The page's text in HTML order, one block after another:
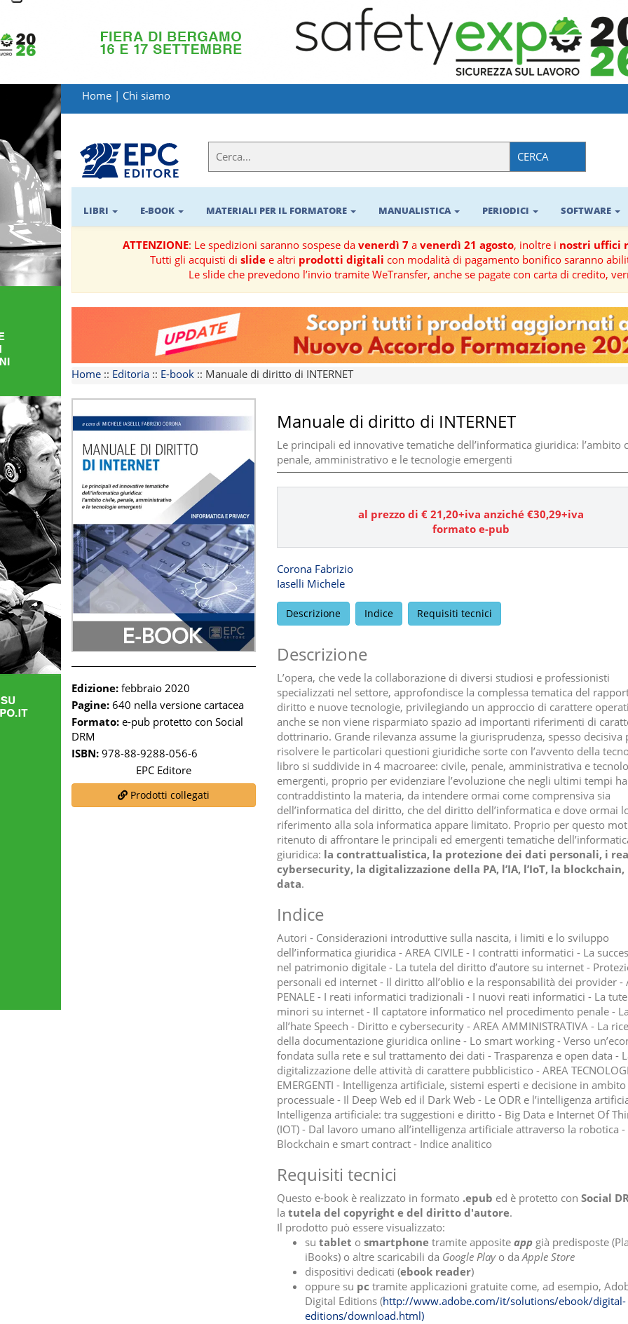
LIBRI
MATERIALI
PER
IL
FORMATORE
E-
BOOK
RIVISTE
MANUALISTICA
SOFTWARE
TEMATICHE
Home | Chi siamo
CERCA
LIBRI E-BOOK MATERIALI PER IL FORMATORE MANUALISTICA PERIODICI SOFTWARE
ATTENZIONE: Le spedizioni saranno sospese da venerdì 7a venerdì 21 agosto, inoltre i nostri uffici
Tutti gli acquisti di slidee altri prodotti digitali con modalità di pagamento bonifico saranno
Le slide che prevedono l’invio tramite WeTransfer, anche se pagate con carta di credito,
Home :: Editoria :: E-book :: Manuale di diritto di INTERNET
Edizione: febbraio 2020
Pagine: 640 nella versione cartacea
Formato: e-pub protetto con Social
DRM
ISBN: 978-88-9288-056-6
EPC Editore
Prodotti collegati
Manuale di diritto di INTERNET
Le principali ed innovative tematiche dell’informatica giuridica: l’ambito
penale, amministrativo e le tecnologie emergenti
al prezzo di € 21,20+iva anziché €30,29+iva
formato e-pub
Corona Fabrizio
Iaselli Michele
Descrizione Indice Requisiti tecnici
Descrizione
L’opera, che vede la collaborazione di diversi studiosi e professionisti
specializzati nel settore, approfondisce la complessa tematica del
diritto e nuove tecnologie, privilegiando un approccio di carattere
anche se non viene risparmiato spazio ad importanti riferimenti di
dottrinario. Grande rilevanza assume la giurisprudenza, spesso decisiva
risolvere le particolari questioni giuridiche sorte con l’avvento della
libro si suddivide in 4 macroaree: civile, penale, amministrativa e
emergenti, proprio per evidenziare l’evoluzione che negli ultimi tempi ha
contraddistinto la materia, da intendere ormai come comprensiva sia
dell’informatica del diritto, che del diritto dell’informatica e dove ormai
riferimento alla sola informatica appare limitato. Proprio per questo
ritenuto di affrontare le principali ed emergenti tematiche
giuridica: la contrattualistica, la protezione dei dati personali, i
cybersecurity, la digitalizzazione della PA, l’IA, l’IoT, la blockchain,
data.
Indice
Autori - Considerazioni introduttive sulla nascita, i limiti e lo sviluppo
dell’informatica giuridica - AREA CIVILE - I contratti informatici - La
nel patrimonio digitale - La tutela del diritto d’autore su internet -
personali ed internet - Il diritto all’oblio e la responsabilità dei provider -
PENALE - I reati informatici tradizionali - I nuovi reati informatici - La
minori su internet - Il captatore informatico nel procedimento penale -
all’hate Speech - Diritto e cybersecurity - AREA AMMINISTRATIVA - La
della documentazione giuridica online - Lo smart working - Verso
fondata sulla rete e sul trattamento dei dati - Trasparenza e open data -
digitalizzazione delle attività di carattere pubblicistico - AREA
EMERGENTI - Intelligenza artificiale, sistemi esperti e decisione in ambito
processuale - Il Deep Web ed il Dark Web - Le ODR e l’intelligenza
Intelligenza artificiale: tra suggestioni e diritto - Big Data e Internet Of
(IOT) - Dal lavoro umano all’intelligenza artificiale attraverso la robotica -
Blockchain e smart contract - Indice analitico
Requisiti tecnici
Questo e-book è realizzato in formato .epub ed è protetto con Social
la tutela del copyright e del diritto d'autore.
Il prodotto può essere visualizzato:
su tablet o smartphonetramite apposite appgià predisposte
iBooks) o altre scaricabili da Google Playo daApple Store
dispositivi dedicati (ebook reader)
oppure su pc tramite applicazioni gratuite come, ad esempio,
Digital Editions (http://www.adobe.com/it/solutions/ebook/digital-
editions/download.html)